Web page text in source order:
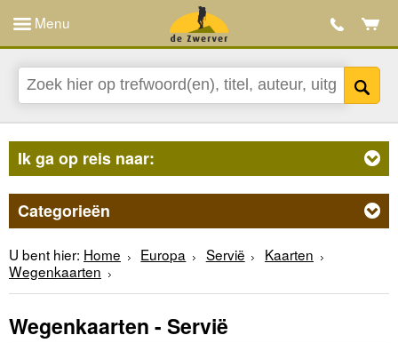
Menu
Ik ga op reis naar:
Categorieën
U bent hier: Home Europa Servië
Kaarten
Wegenkaarten
Wegenkaarten - Servië